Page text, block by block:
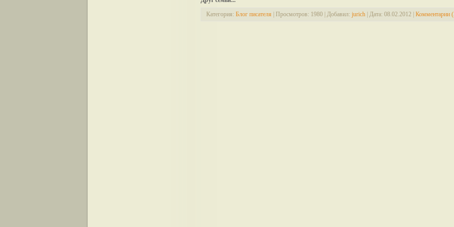
Категория: Блог писателя Просмотров: 1980 Добавил: jurich Дата: 08.02.2012 Комментарии